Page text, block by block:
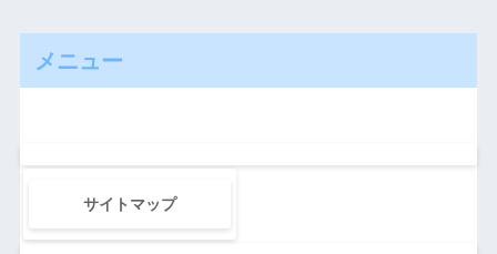
メニュー
サイトマップ